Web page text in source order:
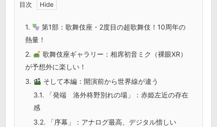
目次
1.
第1部：歌舞伎座・2度目の超歌舞伎！10周年の
熱量！
2.
歌舞伎座ギャラリー：相席初音ミク（裸眼XR）
が予想外に楽しい！
3.
そして本編：開演前から世界線が違う
3.1. 「発端 洛外柊野別れの場」：赤姫左近の存在
感
3.2. 「序幕」：アナログ最高、デジタル惜しい